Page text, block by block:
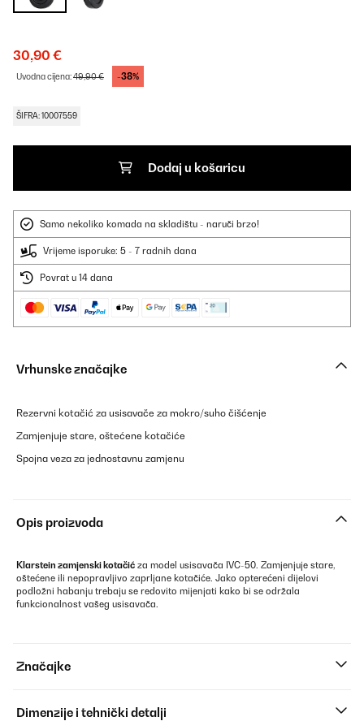
30,90 €
Uvodna cijena:49,90 € -38%
ŠIFRA: 10007559
Dodaj u košaricu
Samo nekoliko komada na skladištu - naruči brzo!
Vrijeme isporuke: 5 - 7 radnih dana
Povrat u 14 dana
Vrhunske značajke
Rezervni kotačić za usisavače za mokro/suho čišćenje
Zamjenjuje stare, oštećene kotačiće
Spojna veza za jednostavnu zamjenu
Opis proizvoda
Klarstein zamjenski kotačić za model usisavača IVC-50. Zamjenjuje stare,
oštećene ili nepopravljivo zaprljane kotačiće. Jako opterećeni dijelovi
podložni habanju trebaju se redovito mijenjati kako bi se održala
funkcionalnost vašeg usisavača.
Značajke
Dimenzije i tehnički detalji